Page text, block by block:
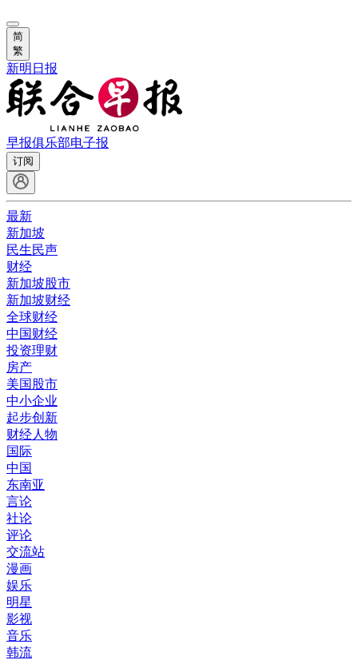
简
繁
新明日报
早报俱乐部电子报
订阅
最新
新加坡
民生民声
财经
新加坡股市
新加坡财经
全球财经
中国财经
投资理财
房产
美国股市
中小企业
起步创新
财经人物
国际
中国
东南亚
言论
社论
评论
交流站
漫画
娱乐
明星
影视
音乐
韩流